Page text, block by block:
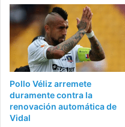
Pollo Véliz arremete
duramente contra la
renovación automática de
Vidal